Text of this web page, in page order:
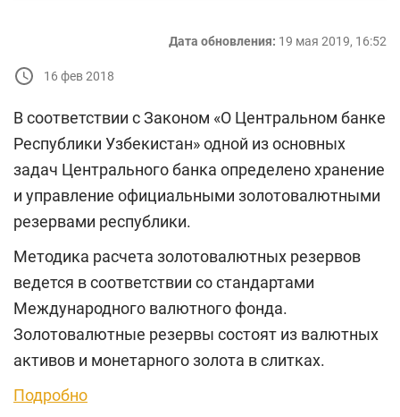
Дата обновления: 19 мая 2019, 16:52
16 фев 2018
В соответствии с Законом «О Центральном банке
Республики Узбекистан» одной из основных
задач Центрального банка определено хранение
и управление официальными золотовалютными
резервами республики.
Методика расчета золотовалютных резервов
ведется в соответствии со стандартами
Международного валютного фонда.
Золотовалютные резервы состоят из валютных
активов и монетарного золота в слитках.
Подробно